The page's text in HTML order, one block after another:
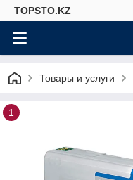
TOPSTO.KZ
Товары и услуги
1